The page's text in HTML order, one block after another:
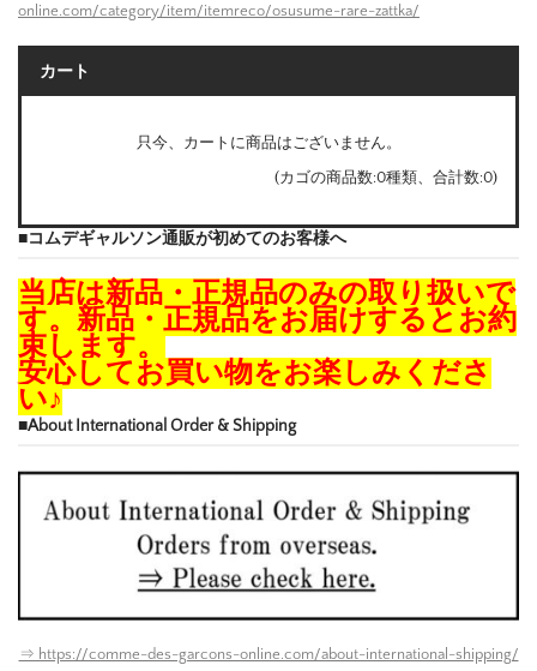
online.com/category/item/itemreco/osusume-rare-zattka/
カート
只今、カートに商品はございません。
(カゴの商品数:0種類、合計数:0)
■コムデギャルソン通販が初めてのお客様へ
当店は新品・正規品のみの取り扱いで
す。新品・正規品をお届けするとお約
束します。
安心してお買い物をお楽しみくださ
い♪
■About International Order & Shipping
⇒ https://comme-des-garcons-online.com/about-international-shipping/